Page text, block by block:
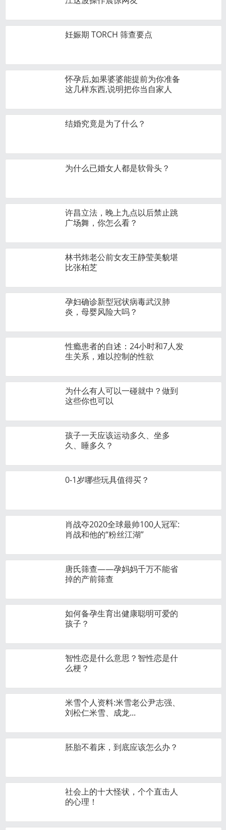
妊娠期 TORCH 筛查要点
怀孕后,如果婆婆能提前为你准备
这几样东西,说明把你当自家人
结婚究竟是为了什么？
为什么已婚女人都是软骨头？
许昌立法，晚上九点以后禁止跳
广场舞，你怎么看？
林书炜老公前女友王静莹美貌堪
比张柏芝
孕妇确诊新型冠状病毒武汉肺
炎，母婴风险大吗？
性瘾患者的自述：24小时和7人发
生关系，难以控制的性欲
为什么有人可以一碰就中？做到
这些你也可以
孩子一天应该运动多久、坐多
久、睡多久？
0-1岁哪些玩具值得买？
肖战夺2020全球最帅100人冠军:
肖战和他的“粉丝江湖”
唐氏筛查——孕妈妈千万不能省
掉的产前筛查
如何备孕生育出健康聪明可爱的
孩子？
智性恋是什么意思？智性恋是什
么梗？
米雪个人资料:米雪老公尹志强、
刘松仁米雪、成龙...
胚胎不着床，到底应该怎么办？
社会上的十大怪状，个个直击人
的心理！